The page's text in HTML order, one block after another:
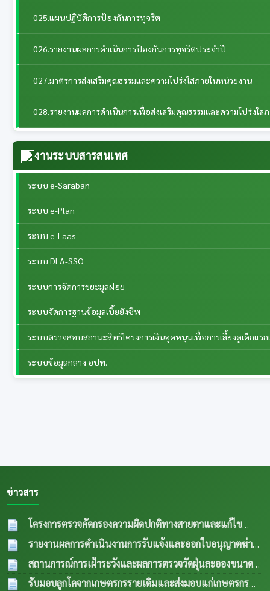
025.แผนปฏิบัติการป้องกันการทุจริต
026.รายงานผลการดำเนินการป้องกันการทุจริตประจำปี
027.มาตรการส่งเสริมคุณธรรมและความโปร่งใสภายในหน่วยงาน
028.รายงานผลการดำเนินการเพื่อส่งเสริมคุณธรรมและความโปร่งใส
งานระบบสารสนเทศ
ระบบ e-Saraban
ระบบ e-Plan
ระบบ e-Laas
ระบบ DLA-SSO
ระบบการจัดการขยะมูลฝอย
ระบบจัดการฐานข้อมูลเบี้ยยังชีพ
ระบบตรวจสอบสถานะสิทธิโครงการเงินอุดหนุนเพื่อการเลี้ยงดูเด็กแรก
ระบบข้อมูลกลาง อปท.
ข่าวสาร
โครงการตรวจคัดกรองความผิดปกติทางสายตาและแก้ไข
ความผิดปกติด้านการมองเห็นในกลุ่มผู้สูงอายุและผู้ด้อยโอกาส
ปีงบประมาณ พ.ศ.2569
04 ส.ค. 2569
รายงานผลการดำเนินงานการรับแจ้งและออกใบอนุญาตฆ่า
สัตว์ประจำเดือน กรกฎาคม 2569
04 ส.ค. 2569
สถานการณ์การเฝ้าระวังและผลการตรวจวัดฝุ่นละอองขนาด
เล็ก PM 2.5 ประจำเดือน กรกฎาคม 2569
04 ส.ค.
รับมอบลูกโคจากเกษตรกรรายเดิมและส่งมอบแก่เกษตรกร